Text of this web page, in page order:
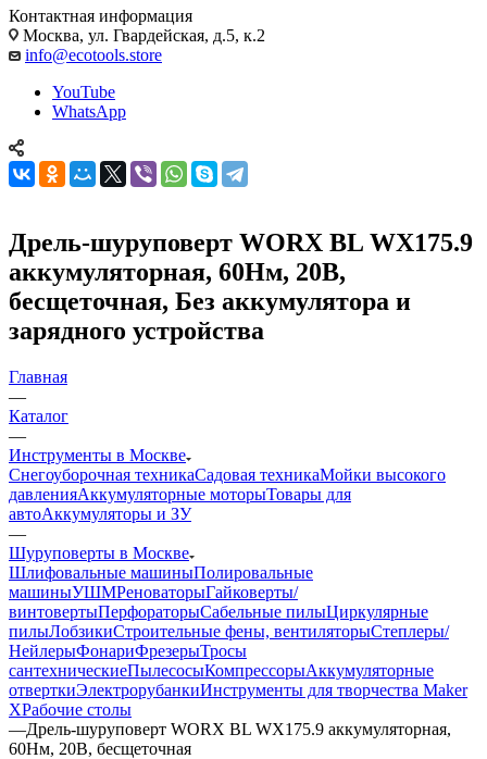
Контактная информация
Москва, ул. Гвардейская, д.5, к.2
info@ecotools.store
YouTube
WhatsApp
Дрель-шуруповерт WORX BL WX175.9
аккумуляторная, 60Нм, 20В,
бесщеточная, Без аккумулятора и
зарядного устройства
Главная
—
Каталог
—
Инструменты в Москве
Снегоуборочная техникаСадовая техникаМойки высокого
давленияАккумуляторные моторыТовары для
автоАккумуляторы и ЗУ
—
Шуруповерты в Москве
Шлифовальные машиныПолировальные
машиныУШМРеноваторыГайковерты/
винтовертыПерфораторыСабельные пилыЦиркулярные
пилыЛобзикиСтроительные фены, вентиляторыСтеплеры/
НейлерыФонариФрезерыТросы
сантехническиеПылесосыКомпрессорыАккумуляторные
отверткиЭлектрорубанкиИнструменты для творчества Maker
XРабочие столы
—Дрель-шуруповерт WORX BL WX175.9 аккумуляторная,
60Нм, 20В, бесщеточная